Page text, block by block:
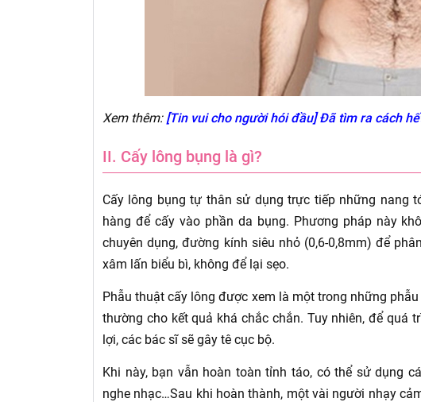
Xem thêm: [Tin vui cho người hói đầu] Đã tìm ra cách
II. Cấy lông bụng là gì?
Cấy lông bụng tự thân sử dụng trực tiếp những nang
hàng để cấy vào phần da bụng. Phương pháp này
chuyên dụng, đường kính siêu nhỏ (0,6-0,8mm) để
xâm lấn biểu bì, không để lại sẹo.
Phẫu thuật cấy lông được xem là một trong những
thường cho kết quả khá chắc chắn. Tuy nhiên, để quá
lợi, các bác sĩ sẽ gây tê cục bộ.
Khi này, bạn vẫn hoàn toàn tỉnh táo, có thể sử dụng
nghe nhạc…Sau khi hoàn thành, một vài người nhạy